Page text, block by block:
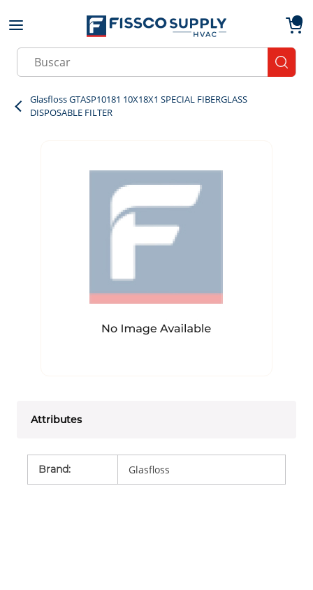
Skip to main content
Site Search
Glasfloss GTASP10181 10X18X1 SPECIAL FIBERGLASS
DISPOSABLE FILTER
Attributes
Brand: Glasfloss